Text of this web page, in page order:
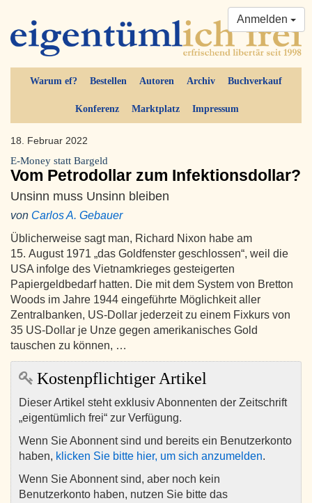
Warum ef? Bestellen Autoren Archiv Buchverkauf
Konferenz Marktplatz Impressum
Anmelden
18. Februar 2022
E-Money statt Bargeld
Vom Petrodollar zum Infektionsdollar?
Unsinn muss Unsinn bleiben
von Carlos A. Gebauer
Üblicherweise sagt man, Richard Nixon habe am
15. August 1971 „das Goldfenster geschlossen“, weil die
USA infolge des Vietnamkrieges gesteigerten
Papiergeldbedarf hatten. Die mit dem System von Bretton
Woods im Jahre 1944 eingeführte Möglichkeit aller
Zentralbanken, US-Dollar jederzeit zu einem Fixkurs von
35 US-Dollar je Unze gegen amerikanisches Gold
tauschen zu können, …
Kostenpflichtiger Artikel
Dieser Artikel steht exklusiv Abonnenten der Zeitschrift
„eigentümlich frei“ zur Verfügung.
Wenn Sie Abonnent sind und bereits ein Benutzerkonto
haben, klicken Sie bitte hier, um sich anzumelden.
Wenn Sie Abonnent sind, aber noch kein
Benutzerkonto haben, nutzen Sie bitte das